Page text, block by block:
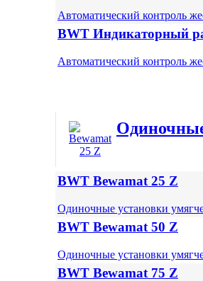
Автоматический контроль
BWT Индикаторный
Автоматический контроль
BWT Bewamat 25 Z
Одиночные установки
BWT Bewamat 50 Z
Одиночные установки
BWT Bewamat 75 Z